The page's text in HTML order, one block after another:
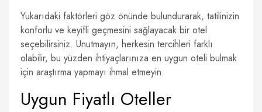
Yukarıdaki faktörleri göz önünde bulundurarak, tatilinizin
konforlu ve keyifli geçmesini sağlayacak bir otel
seçebilirsiniz. Unutmayın, herkesin tercihleri farklı
olabilir, bu yüzden ihtiyaçlarınıza en uygun oteli bulmak
için araştırma yapmayı ihmal etmeyin.
Uygun Fiyatlı Oteller